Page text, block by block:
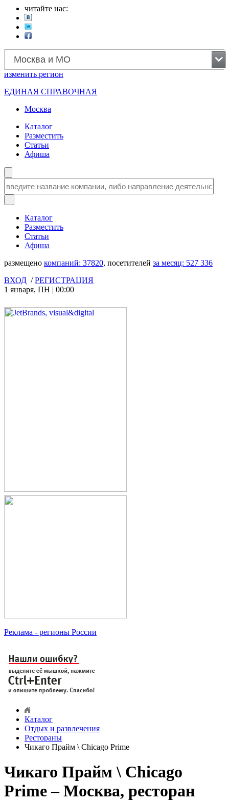
читайте нас:
Москва и МО
изменить регион
ЕДИНАЯ СПРАВОЧНАЯ
Москва
Каталог
Разместить
Статьи
Афиша
Каталог
Разместить
Статьи
Афиша
размещено компаний: 37820, посетителей за месяц: 527 336
ВХОД /РЕГИСТРАЦИЯ
1 января, ПН | 00:00
Реклама - регионы России
Каталог
Отдых и развлечения
Рестораны
Чикаго Прайм \ Chicago Prime
Чикаго Прайм \ Chicago
Prime – Москва, ресторан